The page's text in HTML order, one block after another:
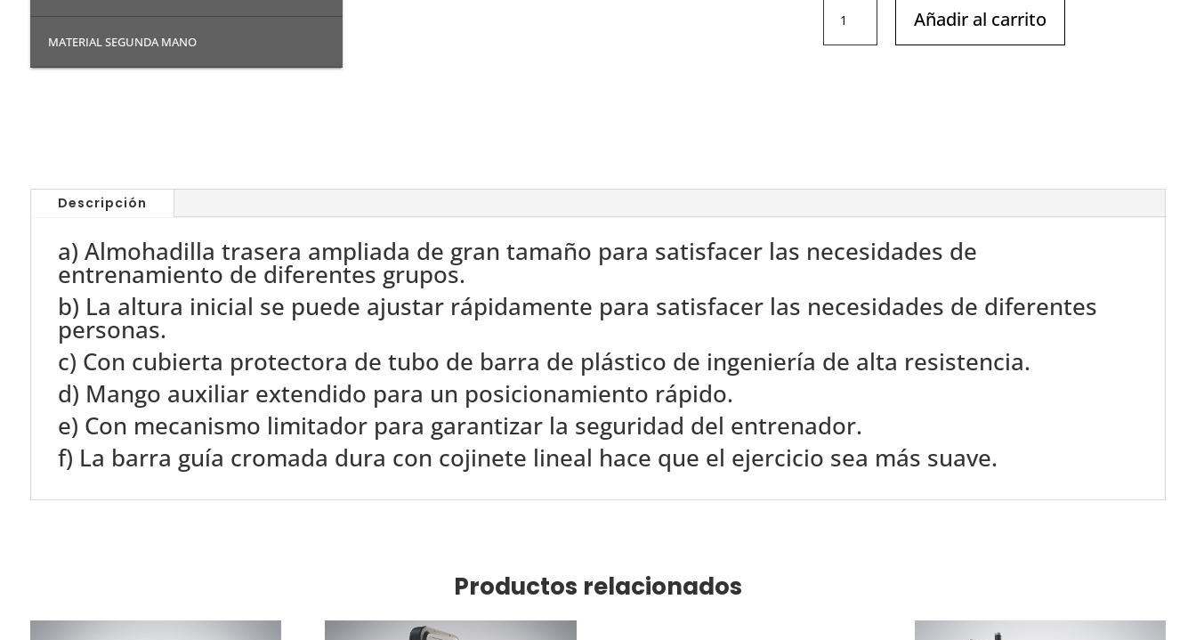
MATERIAL SEGUNDA MANO
IFP1613
PRESS
Añadir al carrito
Descripción
a) Almohadilla trasera ampliada de gran tamaño para satisfacer las necesidades de
entrenamiento de diferentes grupos.
b) La altura inicial se puede ajustar rápidamente para satisfacer las necesidades de diferentes
personas.
c) Con cubierta protectora de tubo de barra de plástico de ingeniería de alta resistencia.
d) Mango auxiliar extendido para un posicionamiento rápido.
e) Con mecanismo limitador para garantizar la seguridad del entrenador.
f) La barra guía cromada dura con cojinete lineal hace que el ejercicio sea más suave.
Productos relacionados